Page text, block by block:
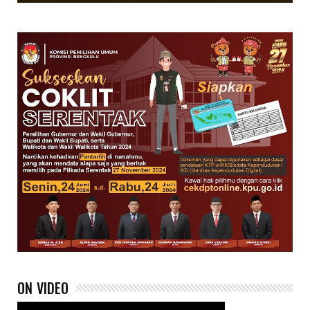
ON VIDEO